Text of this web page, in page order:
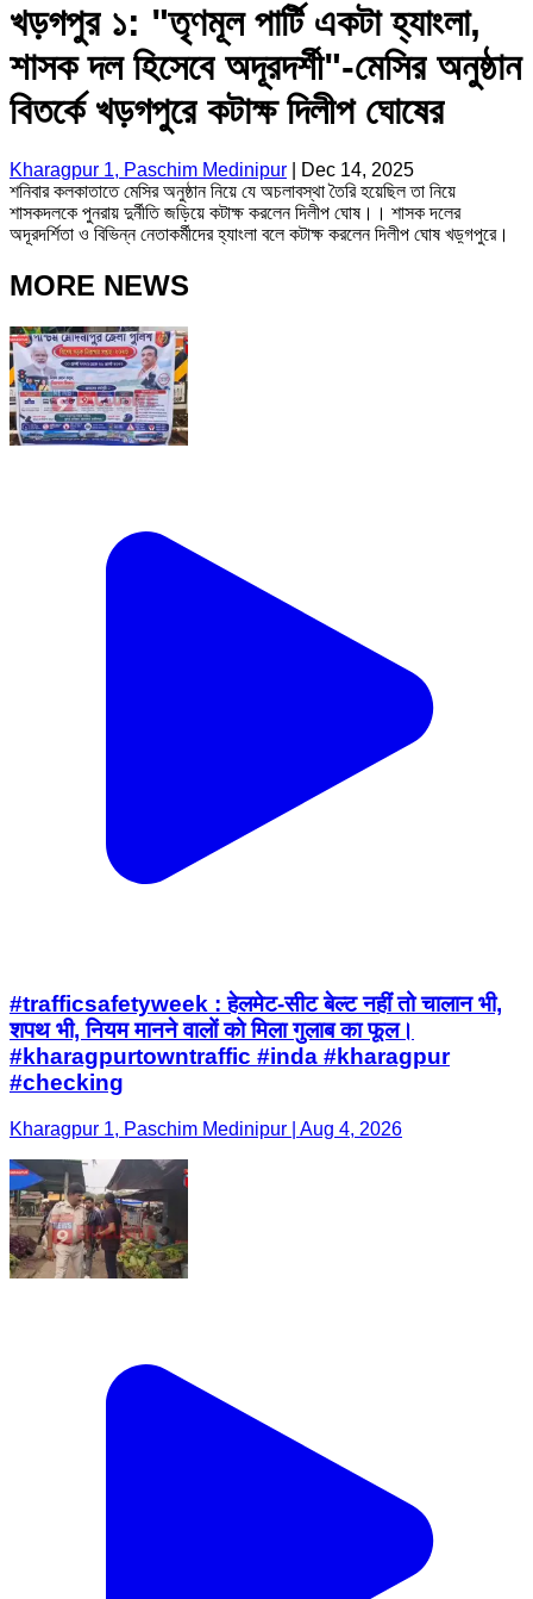
খড়গপুর ১: "তৃণমূল পার্টি একটা হ্যাংলা,
শাসক দল হিসেবে অদূরদর্শী"-মেসির অনুষ্ঠান
বিতর্কে খড়গপুরে কটাক্ষ দিলীপ ঘোষের
Kharagpur 1, Paschim Medinipur
Dec 14, 2025
শনিবার কলকাতাতে মেসির অনুষ্ঠান নিয়ে যে অচলাবস্থা তৈরি হয়েছিল তা নিয়ে
শাসকদলকে পুনরায় দুর্নীতি জড়িয়ে কটাক্ষ করলেন দিলীপ ঘোষ।। শাসক দলের
অদূরদর্শিতা ও বিভিন্ন নেতাকর্মীদের হ্যাংলা বলে কটাক্ষ করলেন দিলীপ ঘোষ খড়্গপুরে।
MORE NEWS
#trafficsafetyweek : हेलमेट-सीट बेल्ट नहीं तो चालान भी,
शपथ भी, नियम मानने वालों को मिला गुलाब का फूल।
#kharagpurtowntraffic #inda #kharagpur
#checking
Kharagpur 1, Paschim Medinipur | Aug 4, 2026